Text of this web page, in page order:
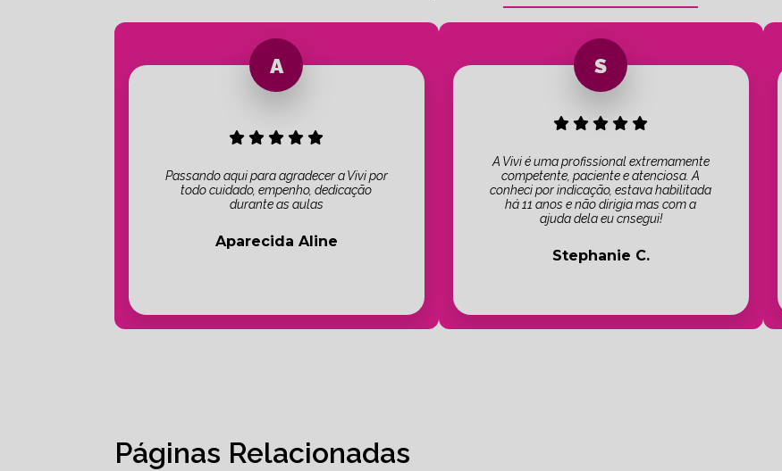
Passando aqui para agradecer a Vivi por
todo cuidado, empenho, dedicação
durante as aulas
Aparecida Aline
A Vivi é uma profissional extremamente
competente, paciente e atenciosa. A
conheci por indicação, estava habilitada
há 11 anos e não dirigia mas com a
ajuda dela eu cnsegui!
Stephanie C.
Páginas Relacionadas